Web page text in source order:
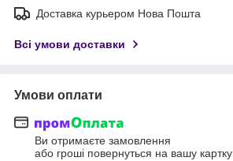
Доставка курьером Нова Пошта
Всі умови доставки
Умови оплати
Ви отримаєте замовлення
або гроші повернуться на вашу картку